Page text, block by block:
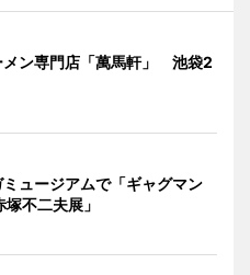
メン専門店「萬馬軒」 池袋2
ミュージアムで「ギャグマン
不二夫展」